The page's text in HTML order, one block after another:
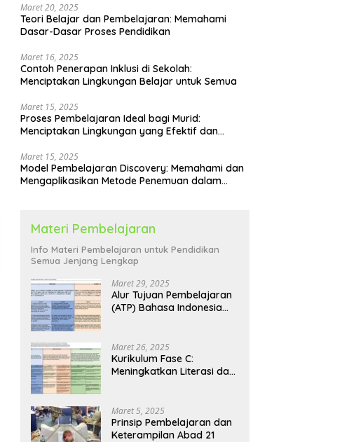
Maret 20, 2025
Teori Belajar dan Pembelajaran: Memahami
Dasar-Dasar Proses Pendidikan
Maret 16, 2025
Contoh Penerapan Inklusi di Sekolah:
Menciptakan Lingkungan Belajar untuk Semua
Maret 15, 2025
Proses Pembelajaran Ideal bagi Murid:
Menciptakan Lingkungan yang Efektif dan
Maret 15, 2025
Model Pembelajaran Discovery: Memahami dan
Mengaplikasikan Metode Penemuan dalam
Materi Pembelajaran
Info Materi Pembelajaran untuk Pendidikan
Semua Jenjang Lengkap
Maret 29, 2025
Alur Tujuan Pembelajaran
(ATP) Bahasa Indonesia
Maret 26, 2025
Kurikulum Fase C:
Meningkatkan Literasi dan
Maret 5, 2025
Prinsip Pembelajaran dan
Keterampilan Abad 21